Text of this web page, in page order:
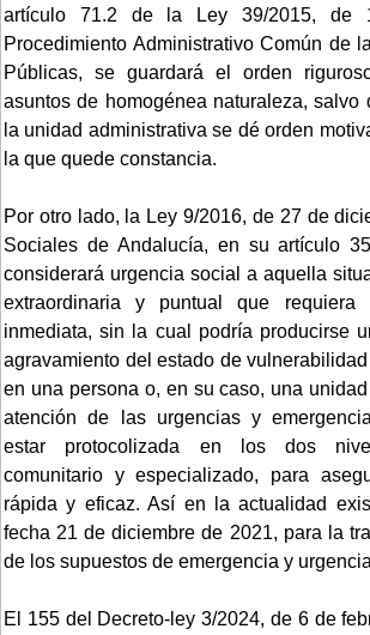
artículo 71.2 de la Ley 39/2015, de
Procedimiento Administrativo Común de
Públicas, se guardará el orden
asuntos de homogénea naturaleza, salvo
la unidad administrativa se dé orden
la que quede constancia.
Por otro lado, la Ley 9/2016, de 27 de
Sociales de Andalucía, en su artículo
considerará urgencia social a aquella
extraordinaria y puntual que requiera
inmediata, sin la cual podría producirse
agravamiento del estado de
en una persona o, en su caso, una
atención de las urgencias y
estar protocolizada en los dos
comunitario y especializado, para
rápida y eficaz. Así en la actualidad
fecha 21 de diciembre de 2021, para la
de los supuestos de emergencia y
El 155 del Decreto-ley 3/2024, de 6 de